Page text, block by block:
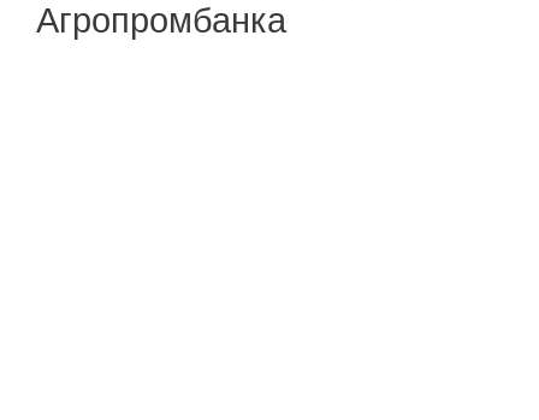
Агропромбанка